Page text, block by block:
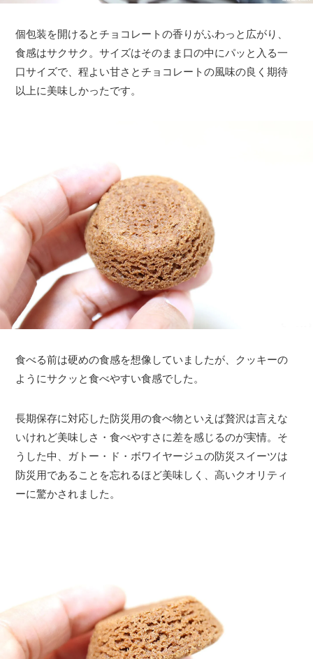
個包装を開けるとチョコレートの香りがふわっと広がり、
食感はサクサク。サイズはそのまま口の中にパッと入る一
口サイズで、程よい甘さとチョコレートの風味の良く期待
以上に美味しかったです。
食べる前は硬めの食感を想像していましたが、クッキーの
ようにサクッと食べやすい食感でした。
長期保存に対応した防災用の食べ物といえば贅沢は言えな
いけれど美味しさ・食べやすさに差を感じるのが実情。そ
うした中、ガトー・ド・ボワイヤージュの防災スイーツは
防災用であることを忘れるほど美味しく、高いクオリティ
ーに驚かされました。